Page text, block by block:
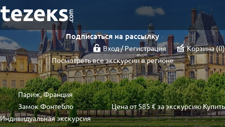
Подписаться на рассылку
Вход / Регистрация Корзина 0
Посмотреть все экскурсии в регионе
Париж, Франция
Замок Фонтебло
Индивидуальная экскурсия
Цена от585 €за экскурсиюКупить